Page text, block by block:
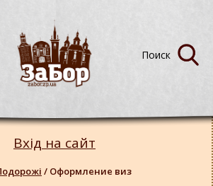
Вхід на сайт
/ Оформление виз